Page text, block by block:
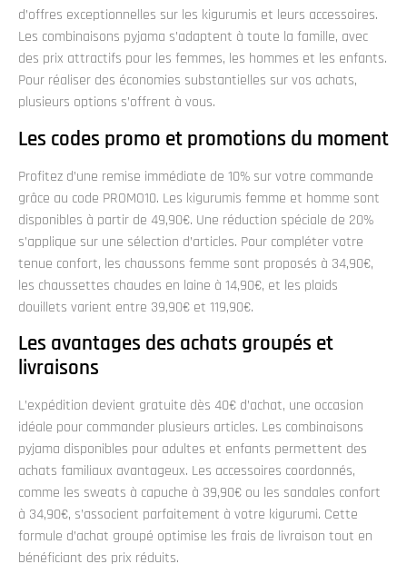
d’offres exceptionnelles sur les kigurumis et leurs accessoires.
Les combinaisons pyjama s’adaptent à toute la famille, avec
des prix attractifs pour les femmes, les hommes et les enfants.
Pour réaliser des économies substantielles sur vos achats,
plusieurs options s’offrent à vous.
Les codes promo et promotions du moment
Profitez d’une remise immédiate de 10% sur votre commande
grâce au code PROMO10. Les kigurumis femme et homme sont
disponibles à partir de 49,90€. Une réduction spéciale de 20%
s’applique sur une sélection d’articles. Pour compléter votre
tenue confort, les chaussons femme sont proposés à 34,90€,
les chaussettes chaudes en laine à 14,90€, et les plaids
douillets varient entre 39,90€ et 119,90€.
Les avantages des achats groupés et
livraisons
L’expédition devient gratuite dès 40€ d’achat, une occasion
idéale pour commander plusieurs articles. Les combinaisons
pyjama disponibles pour adultes et enfants permettent des
achats familiaux avantageux. Les accessoires coordonnés,
comme les sweats à capuche à 39,90€ ou les sandales confort
à 34,90€, s’associent parfaitement à votre kigurumi. Cette
formule d’achat groupé optimise les frais de livraison tout en
bénéficiant des prix réduits.